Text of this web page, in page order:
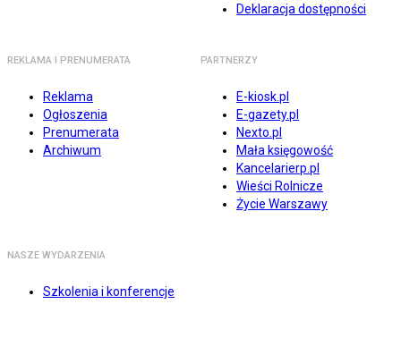
Deklaracja dostępności
REKLAMA I PRENUMERATA
Reklama
Ogłoszenia
Prenumerata
Archiwum
PARTNERZY
E-kiosk.pl
E-gazety.pl
Nexto.pl
Mała księgowość
Kancelarierp.pl
Wieści Rolnicze
Życie Warszawy
NASZE WYDARZENIA
Szkolenia i konferencje